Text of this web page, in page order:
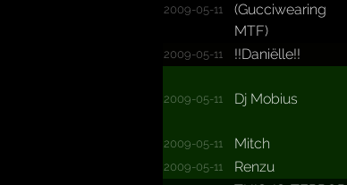
2009-05-11
(Gucci­wearin­g
MTF)
2009-05-11 !!Daniëlle!!
2009-05-11 Dj Mobius
2009-05-11 Mitch
2009-05-11 Renzu